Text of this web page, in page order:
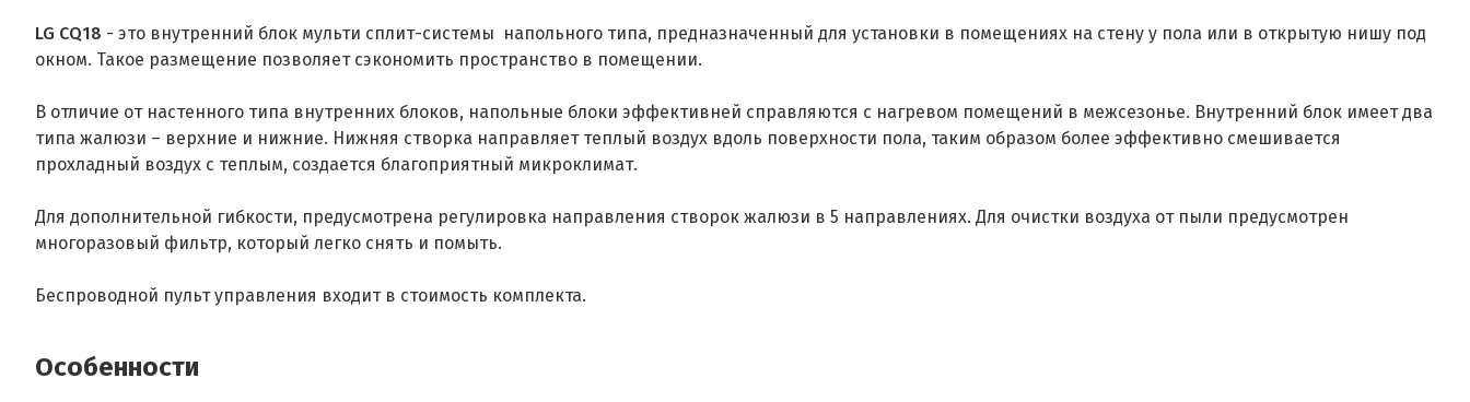
LG CQ18 - это внутренний блок мульти сплит-системы напольного типа, предназначенный для установки в помещениях на стену у пола или в открытую нишу под
окном. Такое размещение позволяет сэкономить пространство в помещении.
В отличие от настенного типа внутренних блоков, напольные блоки эффективней справляются с нагревом помещений в межсезонье. Внутренний блок имеет два
типа жалюзи – верхние и нижние. Нижняя створка направляет теплый воздух вдоль поверхности пола, таким образом более эффективно смешивается
прохладный воздух с теплым, создается благоприятный микроклимат.
Для дополнительной гибкости, предусмотрена регулировка направления створок жалюзи в 5 направлениях. Для очистки воздуха от пыли предусмотрен
многоразовый фильтр, который легко снять и помыть.
Беспроводной пульт управления входит в стоимость комплекта.
Особенности